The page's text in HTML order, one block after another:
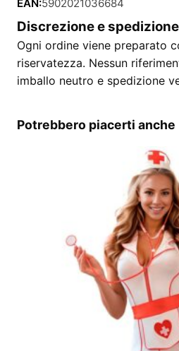
EAN:5902021036684
Discrezione e spedizione
Ogni ordine viene preparato
riservatezza. Nessun
imballo neutro e spedizione
Potrebbero piacerti anche